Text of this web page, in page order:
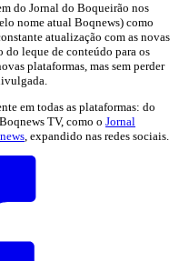
do Jornal do Boqueirão nos
nome atual Boqnews) como
atualização com as novas
leque de conteúdo para os
plataformas, mas sem perder
em todas as plataformas: do
TV, como o Jornal
, expandido nas redes sociais.